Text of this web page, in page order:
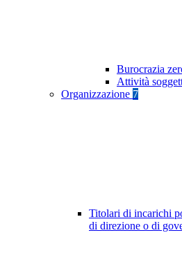
Burocrazia
Attività
Organizzazione 7
Titolari di incarichi
di direzione o di